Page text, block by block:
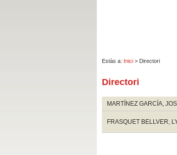
Estàs a: Inici > Directori
Directori
MARTÍNEZ GARCÍA,
FRASQUET BELLVER,